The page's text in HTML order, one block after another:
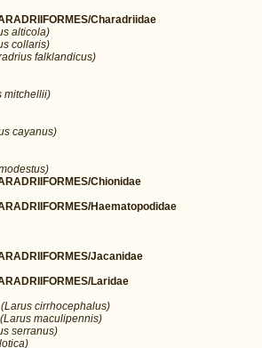
Charadriidae
alticola)
collaris)
falklandicus)
mitchellii)
cayanus)
Chionidae
Haematopodidae
Jacanidae
Laridae
cirrhocephalus)
maculipennis)
serranus)